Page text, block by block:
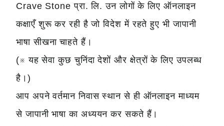
Crave Stone प्रा. लि. उन लोगों के लिए ऑनलाइन
कक्षाएँ शुरू कर रही है जो विदेश में रहते हुए भी जापानी
भाषा सीखना चाहते हैं।
(※ यह सेवा कुछ चुनिंदा देशों और क्षेत्रों के लिए उपलब्ध
है।)
आप अपने वर्तमान निवास स्थान से ही ऑनलाइन माध्यम
से जापानी भाषा का अध्ययन कर सकते हैं।